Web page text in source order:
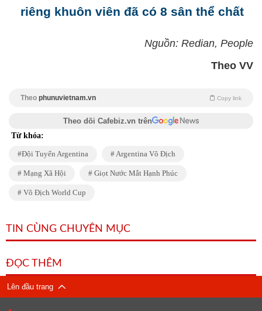
riêng khuôn viên đã có 8 sân thể chất
Nguồn: Redian, People
Theo VV
Theo phunuvietnam.vn Copy link
Theo dõi Cafebiz.vn trên
Từ khóa:
Đội Tuyển Argentina Argentina Vô Địch
Mạng Xã Hội Giọt Nước Mắt Hạnh Phúc
Vô Địch World Cup
TIN CÙNG CHUYÊN MỤC
ĐỌC THÊM
Lên đầu trang